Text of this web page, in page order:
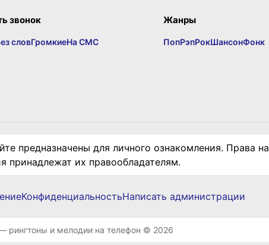
звонок
словГромкиеНа СМС
Жанры
ПопРэпРокШансонФонк
предназначены для личного ознакомления. Права на
принадлежат их правообладателям.
КонфиденциальностьНаписать администрации
рингтоны и мелодии на телефон © 2026